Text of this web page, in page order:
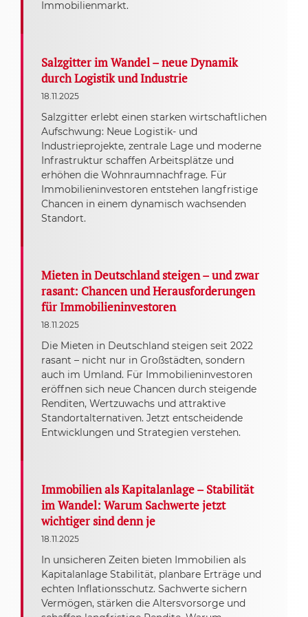
Immobilienmarkt.
Salzgitter im Wandel – neue Dynamik
durch Logistik und Industrie
18.11.2025
Salzgitter erlebt einen starken wirtschaftlichen
Aufschwung: Neue Logistik- und
Industrieprojekte, zentrale Lage und moderne
Infrastruktur schaffen Arbeitsplätze und
erhöhen die Wohnraumnachfrage. Für
Immobilieninvestoren entstehen langfristige
Chancen in einem dynamisch wachsenden
Standort.
Mieten in Deutschland steigen – und zwar
rasant: Chancen und Herausforderungen
für Immobilieninvestoren
18.11.2025
Die Mieten in Deutschland steigen seit 2022
rasant – nicht nur in Großstädten, sondern
auch im Umland. Für Immobilieninvestoren
eröffnen sich neue Chancen durch steigende
Renditen, Wertzuwachs und attraktive
Standortalternativen. Jetzt entscheidende
Entwicklungen und Strategien verstehen.
Immobilien als Kapitalanlage – Stabilität
im Wandel: Warum Sachwerte jetzt
wichtiger sind denn je
18.11.2025
In unsicheren Zeiten bieten Immobilien als
Kapitalanlage Stabilität, planbare Erträge und
echten Inflationsschutz. Sachwerte sichern
Vermögen, stärken die Altersvorsorge und